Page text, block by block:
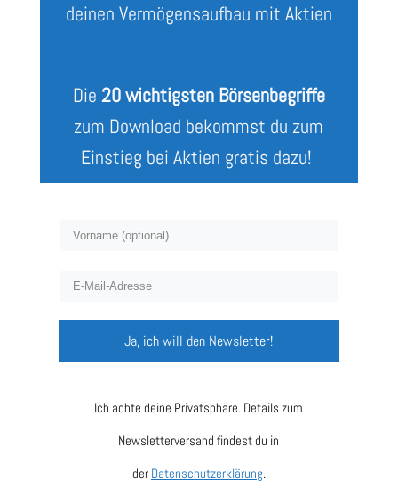
deinen Vermögensaufbau mit Aktien
Die 20 wichtigsten Börsenbegriffe
zum Download bekommst du zum
Einstieg bei Aktien gratis dazu!
Ja, ich will den Newsletter!
Ich achte deine Privatsphäre. Details zum
Newsletterversand findest du in
der Datenschutzerklärung.